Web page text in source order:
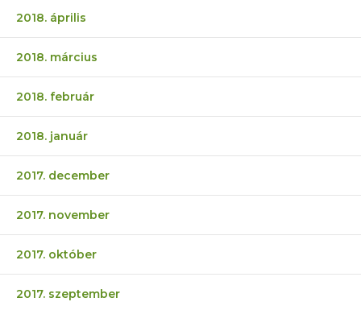
2018. április
2018. március
2018. február
2018. január
2017. december
2017. november
2017. október
2017. szeptember